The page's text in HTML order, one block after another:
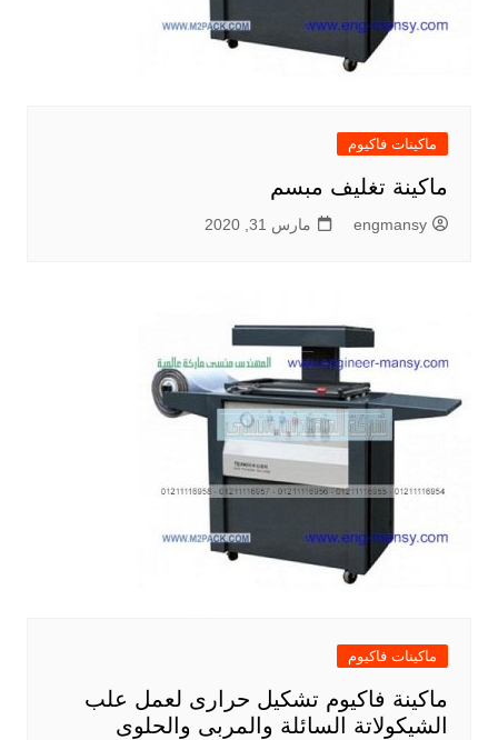
ماكينات فاكيوم
ماكينة تغليف مبسم
engmansy مارس 31, 2020
ماكينات فاكيوم
ماكينة فاكيوم تشكيل حرارى لعمل علب
الشيكولاتة السائلة والمربى والحلوى